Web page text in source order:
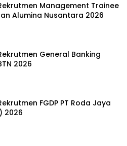
Management Trainee
Alumina Nusantara 2026
General Banking
2026
FGDP PT Roda Jaya
2026